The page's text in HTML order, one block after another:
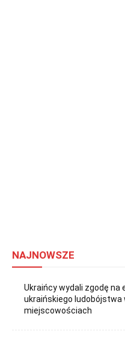
NAJNOWSZE
Ukraińcy wydali zgodę
ukraińskiego ludobójstwa
miejscowościach